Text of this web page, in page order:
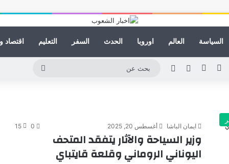
السياسة العالم اوروبا الحدث السفر التعليم اقتصاد
لينكدإنيوتيوب انستقراممقال عشوائي
الوضع المظلم
ايمان الباشا أغسطس 20, 2025 0
15
وزير السياحة والآثار يتفقد المتحف
اليوناني الروماني وقلعة قايتباي